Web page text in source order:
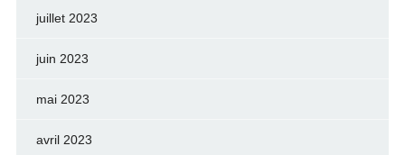
juillet 2023
juin 2023
mai 2023
avril 2023